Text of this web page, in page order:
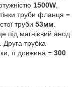
1500W
труби фланця =
труби 53мм
під магнієвий анод
трубка
її довжина = 300